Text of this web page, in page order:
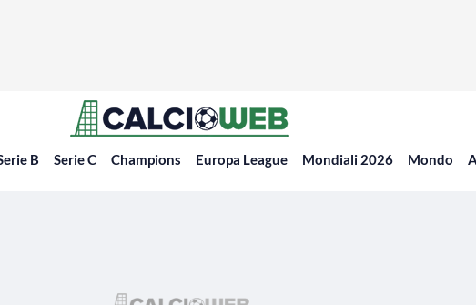
B Serie C Champions Europa League Mondiali 2026 Mondo